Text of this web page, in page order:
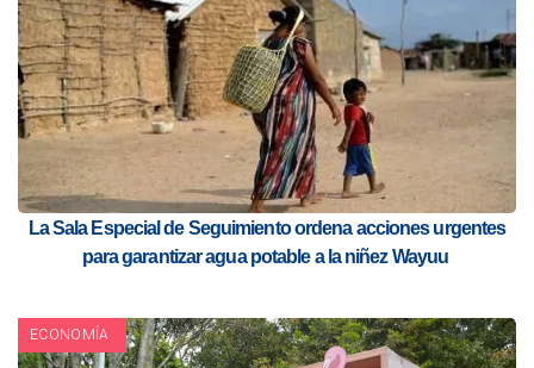
La Sala Especial de Seguimiento ordena acciones urgentes
para garantizar agua potable a la niñez Wayuu
ECONOMÍA